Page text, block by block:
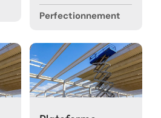
Perfectionnement